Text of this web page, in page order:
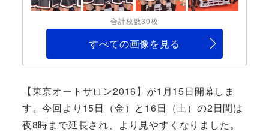
合計枚数30枚
すべての画像を見る
【東京オートサロン2016】が1月15日開幕しま
す。今回より15日（金）と16日（土）の2日間は
夜8時まで延長され、より見やすくなりました。